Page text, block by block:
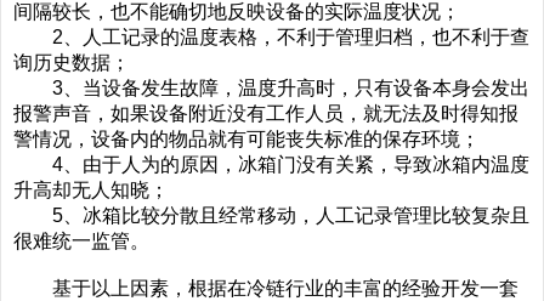
间隔较长，也不能确切地反映设备的实际温度状况；
2、人工记录的温度表格，不利于管理归档，也不利于查
询历史数据；
3、当设备发生故障，温度升高时，只有设备本身会发出
报警声音，如果设备附近没有工作人员，就无法及时得知报
警情况，设备内的物品就有可能丧失标准的保存环境；
4、由于人为的原因，冰箱门没有关紧，导致冰箱内温度
升高却无人知晓；
5、冰箱比较分散且经常移动，人工记录管理比较复杂且
很难统一监管。
基于以上因素，根据在冷链行业的丰富的经验开发一套